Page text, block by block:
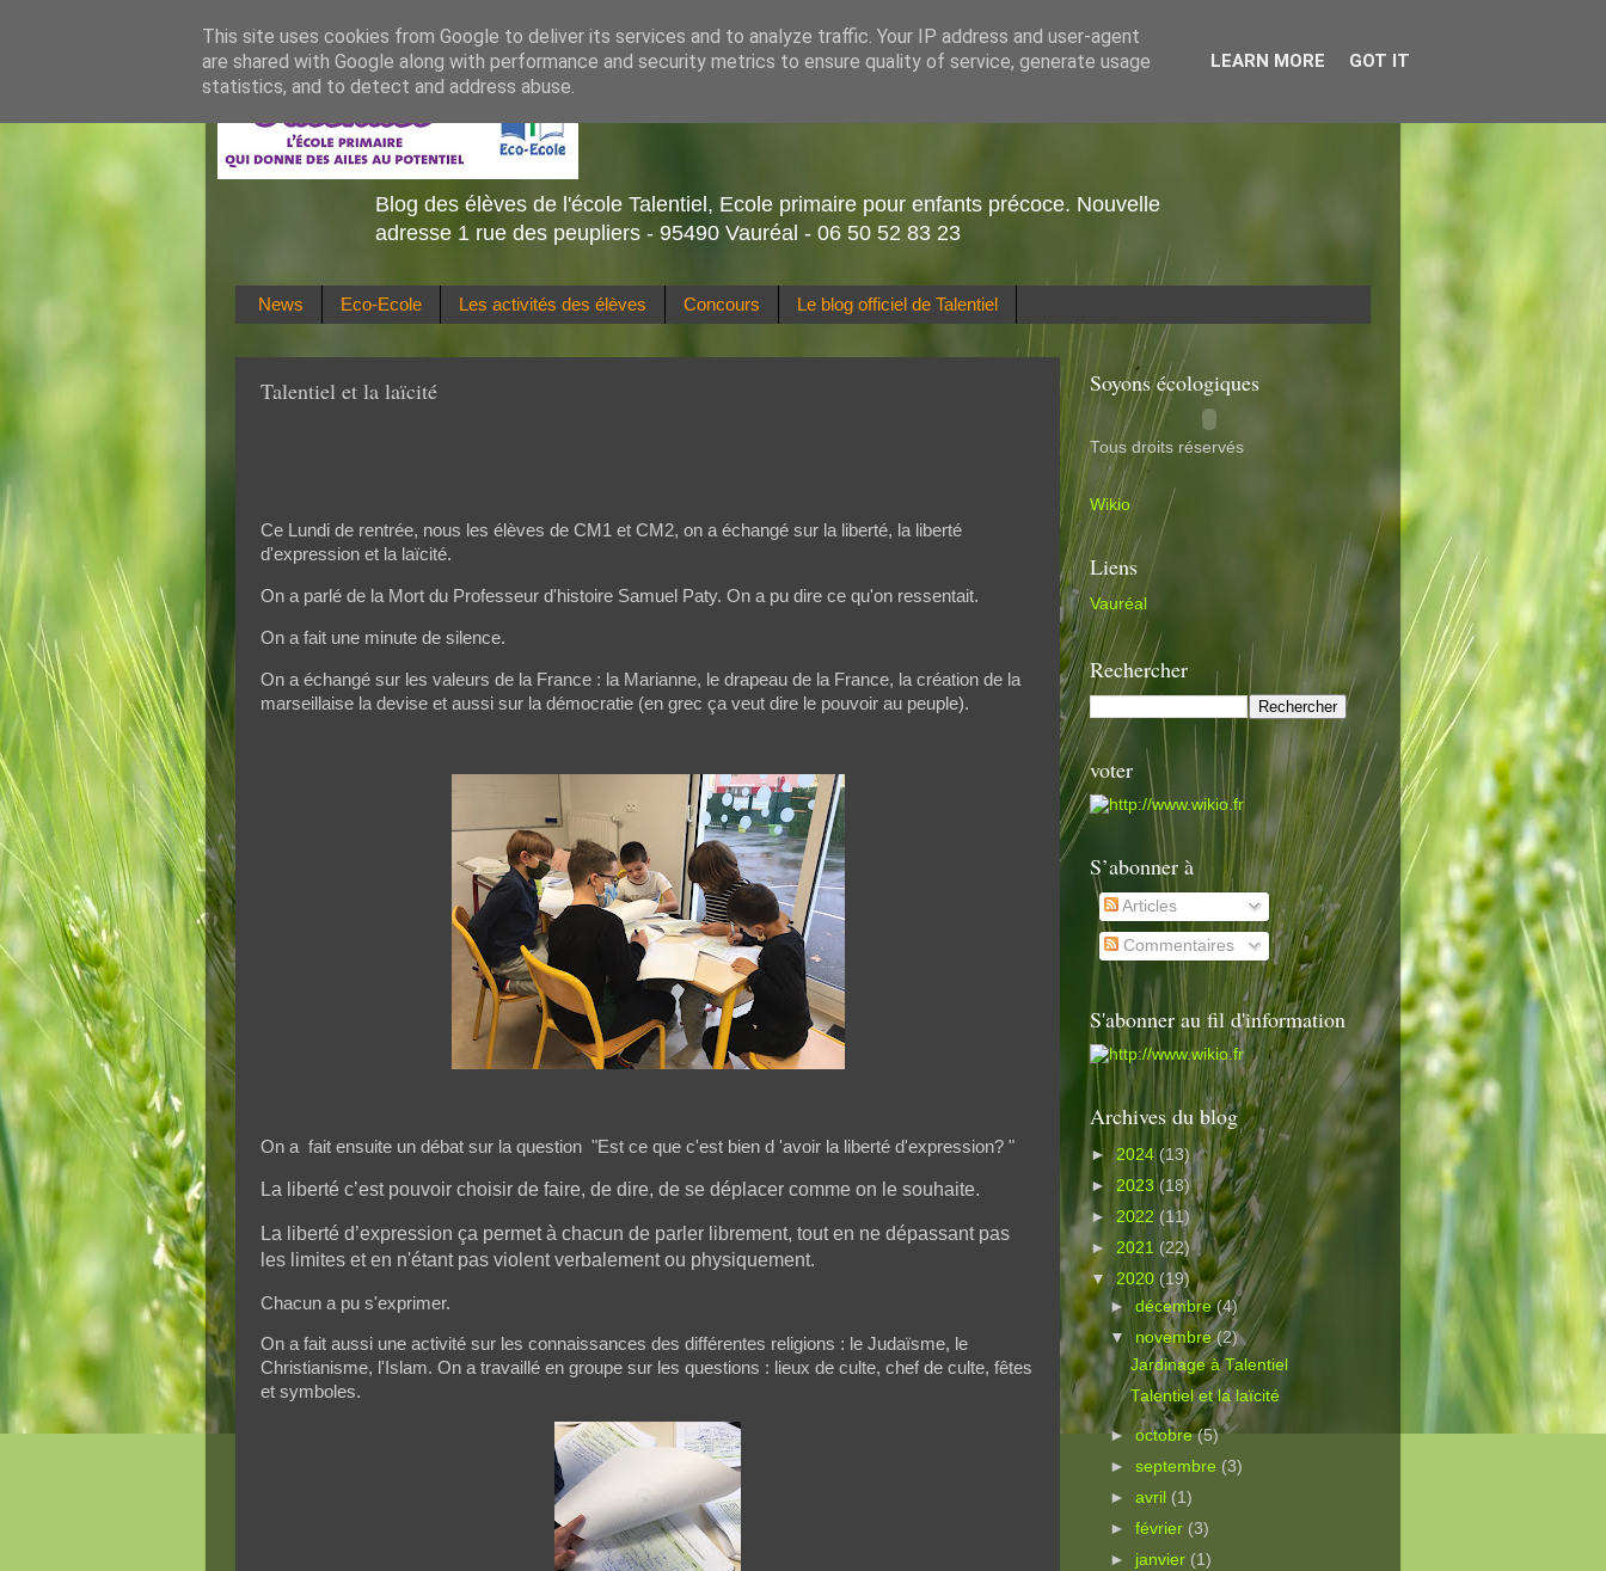
Blog des élèves de l'école Talentiel, Ecole primaire pour enfants précoce. Nouvelle
adresse 1 rue des peupliers - 95490 Vauréal - 06 50 52 83 23
News Eco-Ecole Les activités des élèves Concours Le blog officiel de Talentiel
Talentiel et la laïcité
Ce Lundi de rentrée, nous les élèves de CM1 et CM2, on a échangé sur la liberté, la liberté
d'expression et la laïcité.
On a parlé de la Mort du Professeur d'histoire Samuel Paty. On a pu dire ce qu'on ressentait.
On a fait une minute de silence.
On a échangé sur les valeurs de la France : la Marianne, le drapeau de la France, la création de la
marseillaise la devise et aussi sur la démocratie (en grec ça veut dire le pouvoir au peuple).
On a fait ensuite un débat sur la question "Est ce que c'est bien d 'avoir la liberté d'expression? "
La liberté c’est pouvoir choisir de faire, de dire, de se déplacer comme on le souhaite.
La liberté d’expression ça permet à chacun de parler librement, tout en ne dépassant pas
les limites et en n'étant pas violent verbalement ou physiquement.
Chacun a pu s'exprimer.
On a fait aussi une activité sur les connaissances des différentes religions : le Judaïsme, le
Christianisme, l'Islam. On a travaillé en groupe sur les questions : lieux de culte, chef de culte, fêtes
et symboles.
Soyons écologiques
Tous droits réservés
Wikio
Liens
Vauréal
Rechercher
voter
S’abonner à
Articles
Commentaires
S'abonner au fil d'information
Archives du blog
► 2024(13)
► 2023 (18)
► 2022 (11)
► 2021 (22)
▼ 2020 (19)
►décembre(4)
▼ novembre(2)
Jardinage à Talentiel
Talentiel et la laïcité
►octobre(5)
►septembre (3)
►avril (1)
►février (3)
► janvier (1)
This site uses cookies from Google to deliver its services and to analyze traffic. Your IP address and user-agent
are shared with Google along with performance and security metrics to ensure quality of service, generate usage
statistics, and to detect and address abuse.
LEARN MORE GOT IT